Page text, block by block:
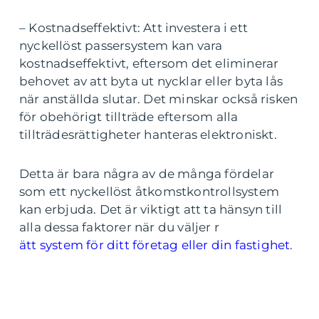
– Kostnadseffektivt: Att investera i ett
nyckellöst passersystem kan vara
kostnadseffektivt, eftersom det eliminerar
behovet av att byta ut nycklar eller byta lås
när anställda slutar. Det minskar också risken
för obehörigt tillträde eftersom alla
tillträdesrättigheter hanteras elektroniskt.
Detta är bara några av de många fördelar
som ett nyckellöst åtkomstkontrollsystem
kan erbjuda. Det är viktigt att ta hänsyn till
alla dessa faktorer när du väljer r
ätt system för ditt företag eller din fastighet.